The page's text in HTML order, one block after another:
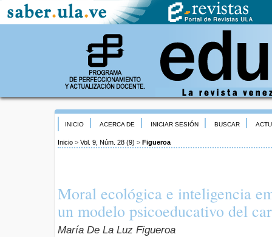
INICIO ACERCA DE INICIAR SESIÓN BUSCAR
Inicio > Vol. 9, Núm. 28 (9) > Figueroa
Moral ecológica e inteligencia
un modelo psicoeducativo del
María De La Luz Figueroa